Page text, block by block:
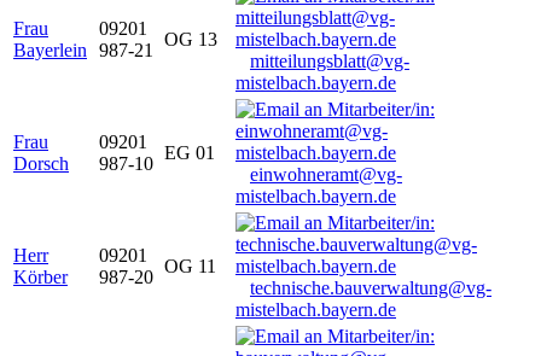
Frau
Bayerlein
09201
987-21
OG 13
mitteilungsblatt@vg-
mistelbach.bayern.de
Frau
Dorsch
09201
987-10
EG 01
einwohneramt@vg-
mistelbach.bayern.de
Herr
Körber
09201
987-20
OG 11
technische.bauverwaltung@vg-
mistelbach.bayern.de